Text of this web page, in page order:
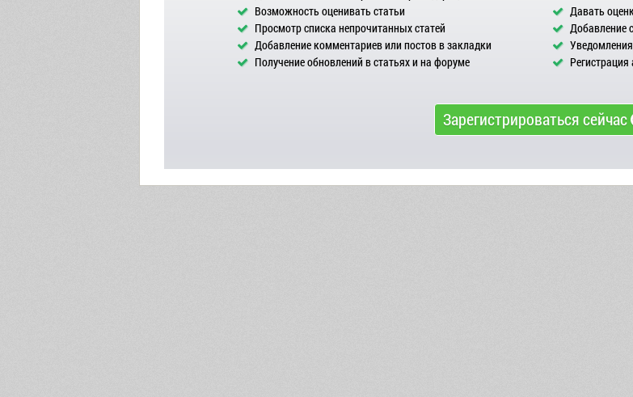
Возможность оценивать статьи
Давать
Просмотр списка непрочитанных статей
Добавление
Добавление комментариев или постов в закладки
Получение обновлений в статьях и на форуме
Зарегистрироваться сейчас